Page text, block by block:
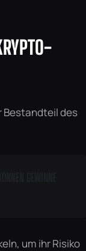
Bestandteil des
um ihr Risiko